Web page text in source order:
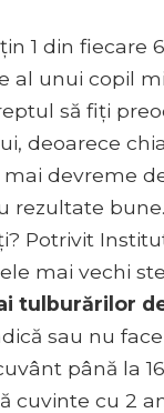
1 din fiecare
al unui copil
să fiți
deoarece
mai devreme
rezultate bune.
Potrivit
mai vechi
tulburărilor
sau nu
până la
cuvinte cu 2